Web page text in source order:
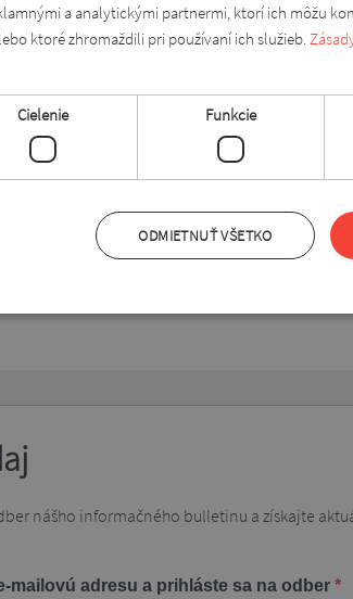
nášho informačného bulletinu a získajte
mailovú adresu a prihláste sa na odber
a analytickými partnermi, ktorí ich môžu
ktoré zhromaždili pri používaní ich služieb.
Cielenie Funkcie
ODMIETNUŤ VŠETKO